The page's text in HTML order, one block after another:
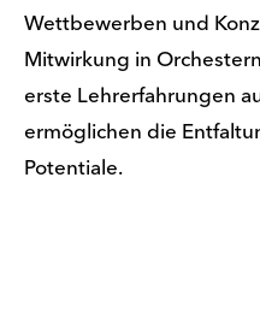
Wettbewerben und
Mitwirkung in
erste Lehrerfahrungen
ermöglichen die
Potentiale.